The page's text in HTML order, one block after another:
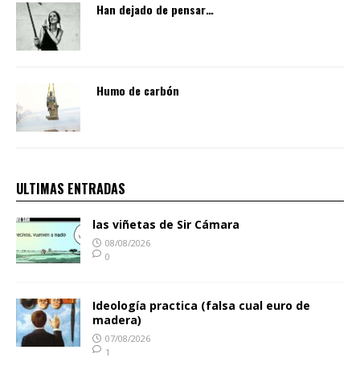
Han dejado de pensar…
Humo de carbón
ULTIMAS ENTRADAS
las viñetas de Sir Cámara
08/08/2026
0
Ideología practica (falsa cual euro de
madera)
07/08/2026
1